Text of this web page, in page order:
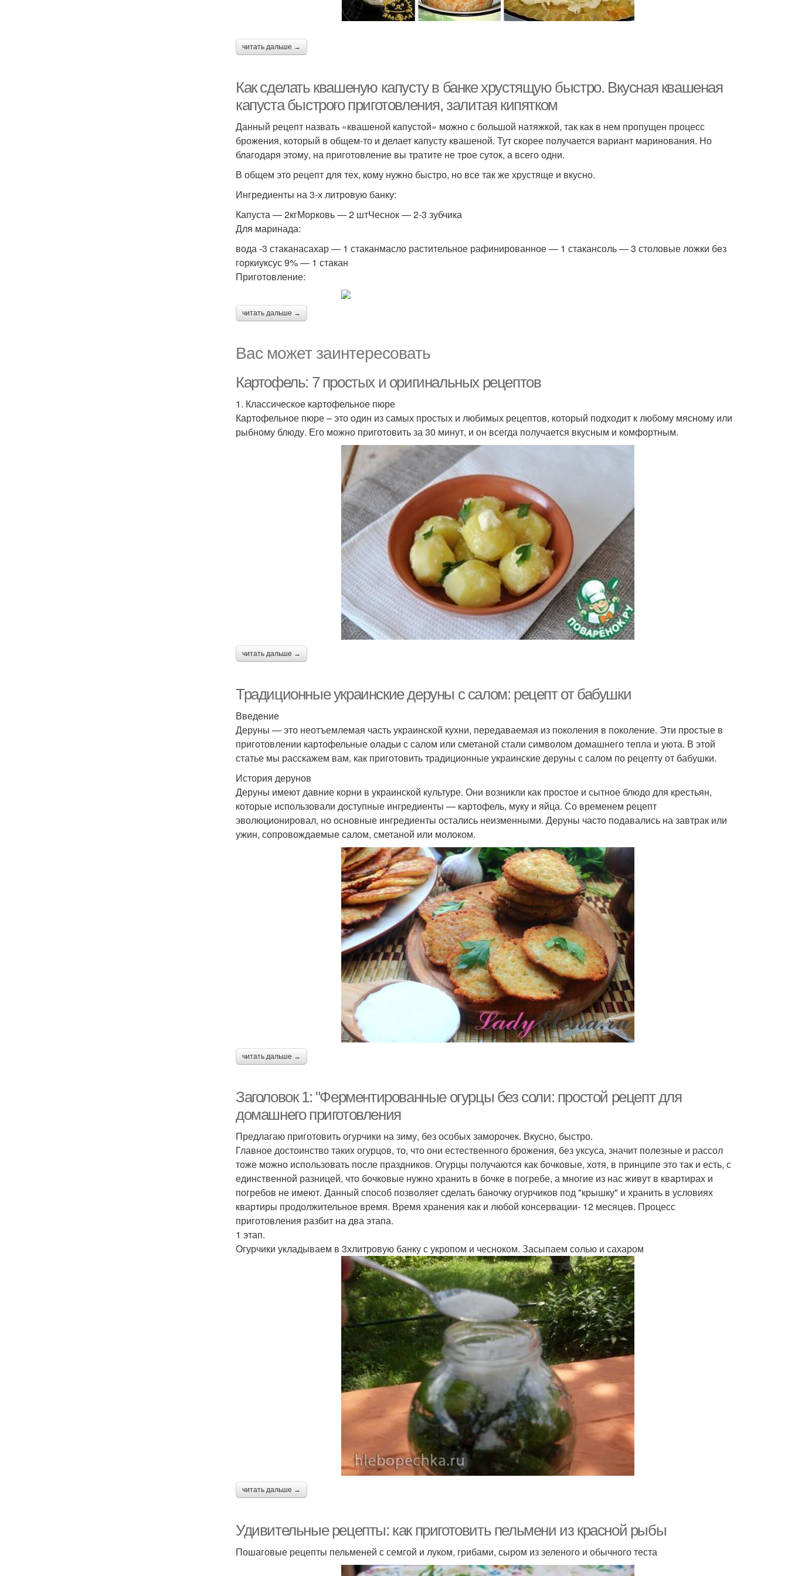
читать дальше →
Как сделать квашеную капусту в банке хрустящую быстро. Вкусная квашеная
капуста быстрого приготовления, залитая кипятком
Данный рецепт назвать «квашеной капустой» можно с большой натяжкой, так как в нем пропущен процесс
брожения, который в общем-то и делает капусту квашеной. Тут скорее получается вариант маринования. Но
благодаря этому, на приготовление вы тратите не трое суток, а всего одни.
В общем это рецепт для тех, кому нужно быстро, но все так же хрустяще и вкусно.
Ингредиенты на 3-х литровую банку:
Капуста — 2кгМорковь — 2 штЧеснок — 2-3 зубчика
Для маринада:
вода -3 стаканасахар — 1 стаканмасло растительное рафинированное — 1 стакансоль — 3 столовые ложки без
горкиуксус 9% — 1 стакан
Приготовление:
читать дальше →
Вас может заинтересовать
Картофель: 7 простых и оригинальных рецептов
1. Классическое картофельное пюре
Картофельное пюре – это один из самых простых и любимых рецептов, который подходит к любому мясному или
рыбному блюду. Его можно приготовить за 30 минут, и он всегда получается вкусным и комфортным.
читать дальше →
Традиционные украинские деруны с салом: рецепт от бабушки
Введение
Деруны — это неотъемлемая часть украинской кухни, передаваемая из поколения в поколение. Эти простые в
приготовлении картофельные оладьи с салом или сметаной стали символом домашнего тепла и уюта. В этой
статье мы расскажем вам, как приготовить традиционные украинские деруны с салом по рецепту от бабушки.
История дерунов
Деруны имеют давние корни в украинской культуре. Они возникли как простое и сытное блюдо для крестьян,
которые использовали доступные ингредиенты — картофель, муку и яйца. Со временем рецепт
эволюционировал, но основные ингредиенты остались неизменными. Деруны часто подавались на завтрак или
ужин, сопровождаемые салом, сметаной или молоком.
читать дальше →
Заголовок 1: "Ферментированные огурцы без соли: простой рецепт для
домашнего приготовления
Предлагаю приготовить огурчики на зиму, без особых заморочек. Вкусно, быстро.
Главное достоинство таких огурцов, то, что они естественного брожения, без уксуса, значит полезные и рассол
тоже можно использовать после праздников. Огурцы получаются как бочковые, хотя, в принципе это так и есть, с
единственной разницей, что бочковые нужно хранить в бочке в погребе, а многие из нас живут в квартирах и
погребов не имеют. Данный способ позволяет сделать баночку огурчиков под "крышку" и хранить в условиях
квартиры продолжительное время. Время хранения как и любой консервации- 12 месяцев. Процесс
приготовления разбит на два этапа.
1 этап.
Огурчики укладываем в 3хлитровую банку с укропом и чесноком. Засыпаем солью и сахаром
читать дальше →
Удивительные рецепты: как приготовить пельмени из красной рыбы
Пошаговые рецепты пельменей с семгой и луком, грибами, сыром из зеленого и обычного теста